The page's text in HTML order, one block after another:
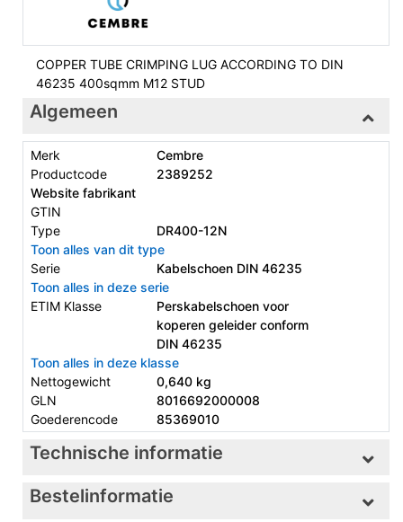
COPPER TUBE CRIMPING LUG ACCORDING TO DIN
46235 400sqmm M12 STUD
Algemeen
Merk
Cembre
Productcode
2389252
Website fabrikant
GTIN
Type
DR400-12N
Toon alles van dit type
Serie
Kabelschoen DIN 46235
Toon alles in deze serie
ETIM Klasse
Perskabelschoen voor
koperen geleider conform
DIN 46235
Toon alles in deze klasse
Nettogewicht
0,640 kg
GLN
8016692000008
Goederencode
85369010
Technische informatie
Bestelinformatie